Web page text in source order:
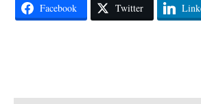
Facebook Twitter